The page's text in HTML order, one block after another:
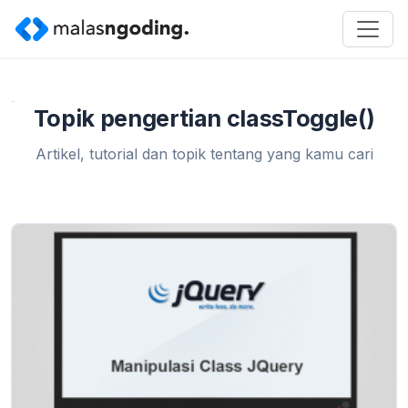
Topik pengertian classToggle()
Artikel, tutorial dan topik tentang yang kamu cari